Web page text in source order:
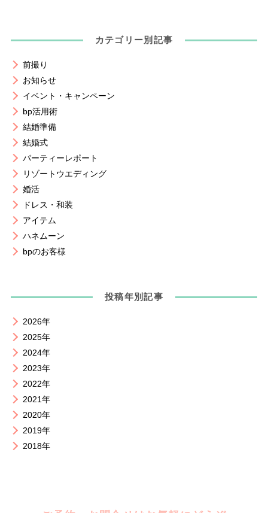
カテゴリー別記事
前撮り
お知らせ
イベント・キャンペーン
bp活用術
結婚準備
結婚式
パーティーレポート
リゾートウエディング
婚活
ドレス・和装
アイテム
ハネムーン
bpのお客様
投稿年別記事
2026年
2025年
2024年
2023年
2022年
2021年
2020年
2019年
2018年